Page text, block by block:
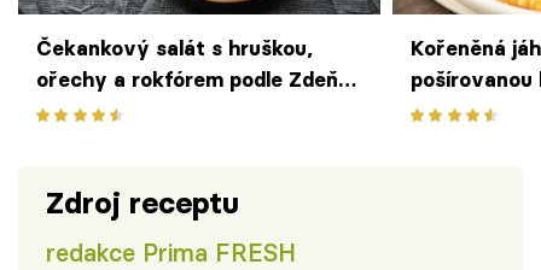
Čekankový salát s hruškou,
ořechy a rokfórem podle Zdeňka
Pohlreicha
Kořeněná
pošírovanou
Ta Thuy
Zdroj receptu
redakce Prima FRESH